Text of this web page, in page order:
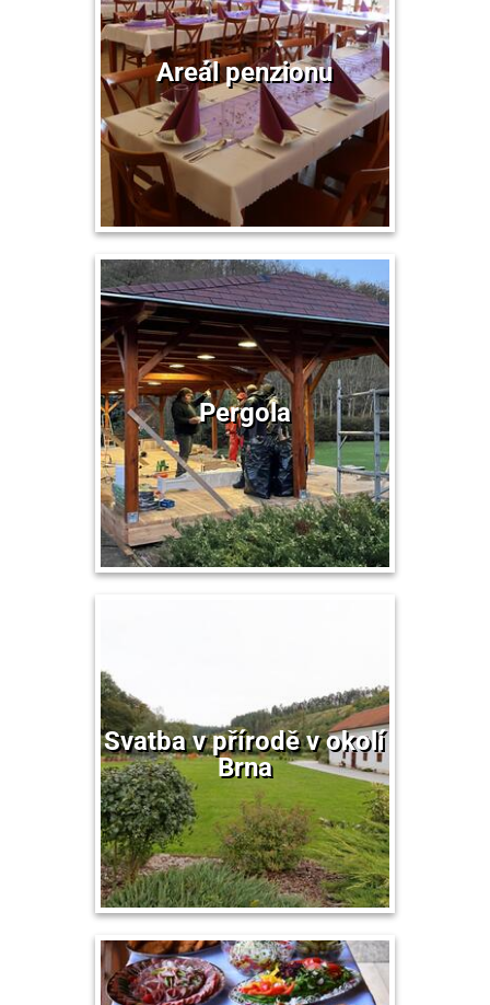
Areál penzionu
Pergola
Svatba v přírodě v okolí
Brna